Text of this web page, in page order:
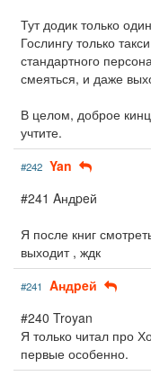
Тут додик только
Гослингу только
стандартного
смеяться, и даже
В целом, доброе
учтите.
#242 Yan
#241 Aндpeй
Я после книг
выходит , ждк
#241 Aндpeй
#240 Troyan
Я только читал про
первые особенно.